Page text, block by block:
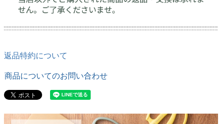
返品特約について
商品についてのお問い合わせ